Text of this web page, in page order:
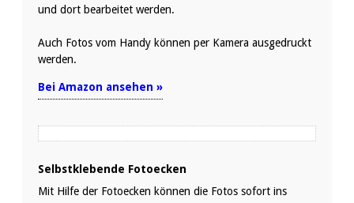
und dort bearbeitet werden.
Auch Fotos vom Handy können per Kamera ausgedruckt
werden.
Bei Amazon ansehen »
Selbstklebende Fotoecken
Mit Hilfe der Fotoecken können die Fotos sofort ins